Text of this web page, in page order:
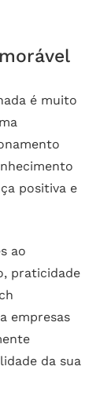
é muito
positiva e
ao
praticidade
empresas
da sua